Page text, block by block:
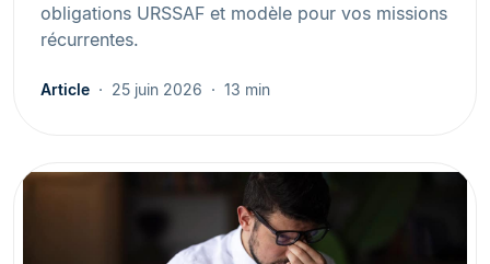
obligations URSSAF et modèle pour vos missions
récurrentes.
Article 25 juin 2026 13 min